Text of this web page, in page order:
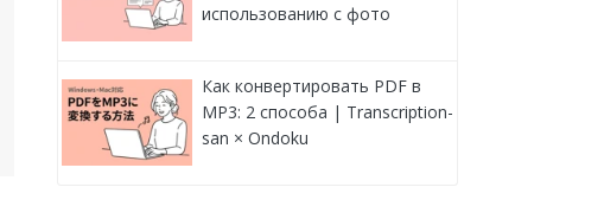
использованию с фото
Как конвертировать PDF в
MP3: 2 способа | Transcription-
san × Ondoku